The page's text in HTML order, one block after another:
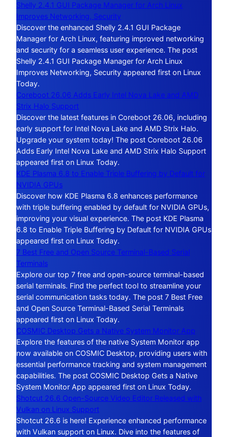
Shelly 2.4.1 GUI Package Manager for Arch Linux
Improves Networking, Security
Discover the enhanced Shelly 2.4.1 GUI Package
Manager for Arch Linux, featuring improved networking
and security for a seamless user experience. The post
Shelly 2.4.1 GUI Package Manager for Arch Linux
Improves Networking, Security appeared first on Linux
Today.
Coreboot 26.06 Adds Early Intel Nova Lake and AMD
Strix Halo Support
Discover the latest features in Coreboot 26.06, including
early support for Intel Nova Lake and AMD Strix Halo.
Upgrade your system today! The post Coreboot 26.06
Adds Early Intel Nova Lake and AMD Strix Halo Support
appeared first on Linux Today.
KDE Plasma 6.8 to Enable Triple Buffering by Default for
NVIDIA GPUs
Discover how KDE Plasma 6.8 enhances performance
with triple buffering enabled by default for NVIDIA GPUs,
improving your visual experience. The post KDE Plasma
6.8 to Enable Triple Buffering by Default for NVIDIA GPUs
appeared first on Linux Today.
7 Best Free and Open Source Terminal-Based Serial
Terminals
Explore our top 7 free and open-source terminal-based
serial terminals. Find the perfect tool to streamline your
serial communication tasks today. The post 7 Best Free
and Open Source Terminal-Based Serial Terminals
appeared first on Linux Today.
COSMIC Desktop Gets a Native System Monitor App
Explore the features of the native System Monitor app
now available on COSMIC Desktop, providing users with
essential performance tracking and system management
capabilities. The post COSMIC Desktop Gets a Native
System Monitor App appeared first on Linux Today.
Shotcut 26.6 Open-Source Video Editor Released with
Vulkan on Linux Support
Shotcut 26.6 is here! Experience enhanced performance
with Vulkan support on Linux. Dive into the features of